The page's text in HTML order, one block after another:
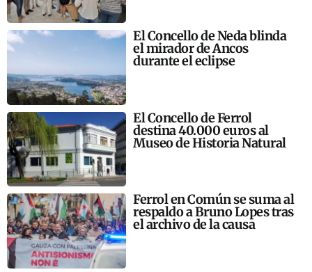
El Concello de Neda blinda
el mirador de Ancos
durante el eclipse
El Concello de Ferrol
destina 40.000 euros al
Museo de Historia Natural
Ferrol en Común se suma al
respaldo a Bruno Lopes tras
el archivo de la causa